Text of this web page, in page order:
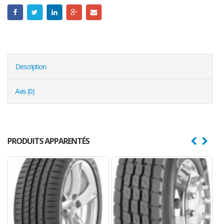
Description
Avis (0)
PRODUITS APPARENTÉS